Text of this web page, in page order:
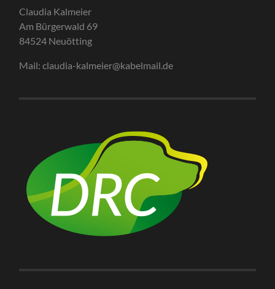
Claudia Kalmeier
Am Bürgerwald 69
84524 Neuötting
Mail: claudia-kalmeier@kabelmail.de